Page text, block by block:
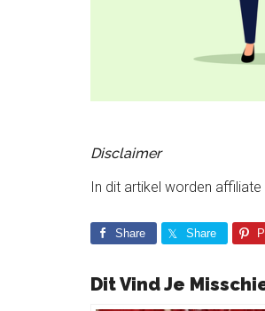
Disclaimer
In dit artikel worden
Share Share
Dit Vind Je